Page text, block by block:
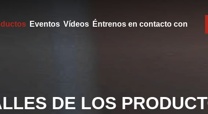
Eventos Vídeos Éntrenos en contacto con
DE LOS